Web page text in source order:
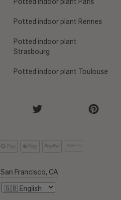
Potted indoor plant Rennes
Potted indoor plant
Strasbourg
Potted indoor plant Toulouse
San Francisco, CA